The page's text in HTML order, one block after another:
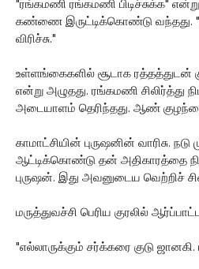
"ரங்கமணி ரங்கமணி பிடிச்சுக்க"
கண்ணை இருட்டிக்கொண்டு வந்தது.
விரிச்சு."
உள்ளங்கைகளில் சூடாக ரத்தத்துடன்
என்று அழுதது. ரங்கமணி சிலிர்த்து
அடையாளம் தெரிந்தது. ஆண்
காமாட்சியின் புருஷனின் வாரிசு.
ஆட்டிக்கொண்டு தன் அதிகாரத்தை
புருஷன். இது அவனுடைய வெற்றிச்
மருத்துவச்சி பெரிய குரலில்
"எல்லாருக்கும் சர்க்கரை குடு ஜானகி.